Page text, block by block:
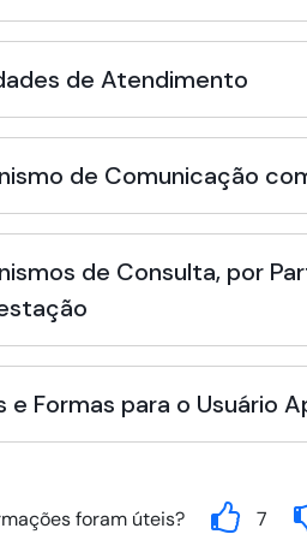
de Atendimento
de Comunicação
de Consulta, por
e Formas para o Usuário
foram úteis? 7